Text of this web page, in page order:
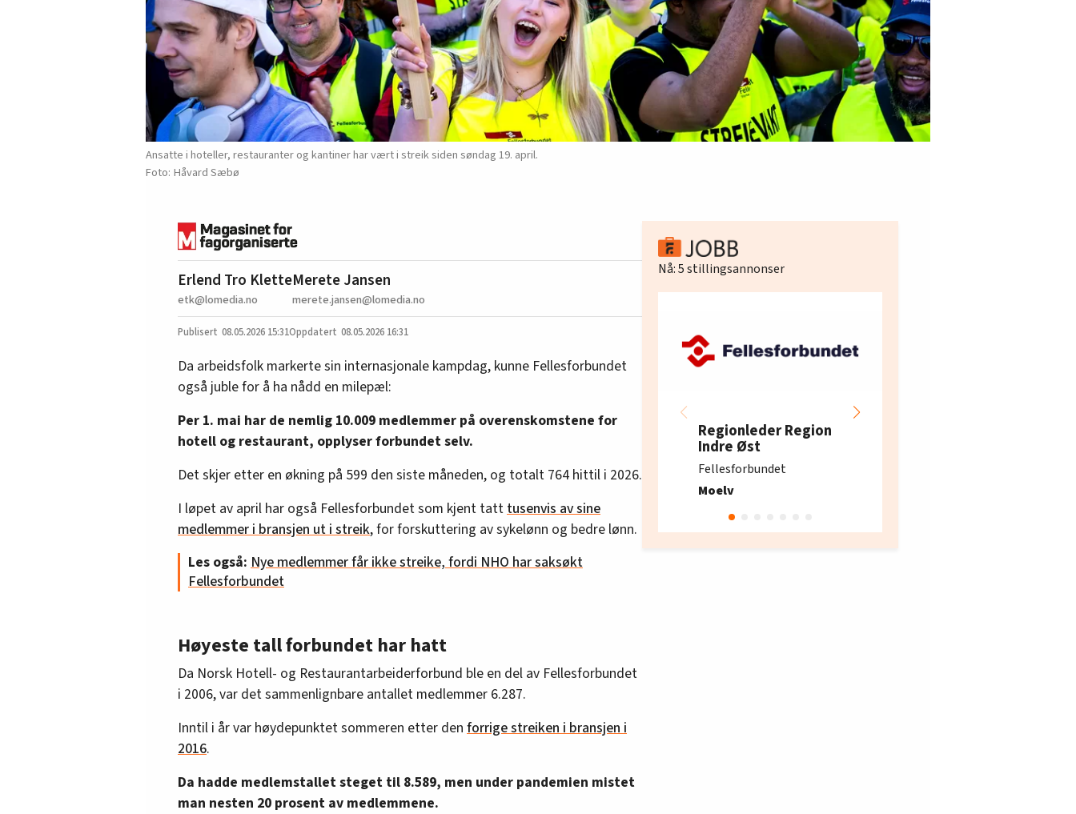
Ansatte i hoteller, restauranter og kantiner har vært i streik siden søndag 19. april.
Håvard Sæbø
Erlend Tro Klette
etk@lomedia.no
Merete Jansen
merete.jansen@lomedia.no
08.05.2026 15:31 08.05.2026 16:31
Da arbeidsfolk markerte sin internasjonale kampdag, kunne Fellesforbundet
også juble for å ha nådd en milepæl:
Per 1. mai har de nemlig 10.009 medlemmer på overenskomstene for
hotell og restaurant, opplyser forbundet selv.
Det skjer etter en økning på 599 den siste måneden, og totalt 764 hittil i 2026.
I løpet av april har også Fellesforbundet som kjent tatt tusenvis av sine
medlemmer i bransjen ut i streik, for forskuttering av sykelønn og bedre lønn.
Les også: Nye medlemmer får ikke streike, fordi NHO har saksøkt
Fellesforbundet
Høyeste tall forbundet har hatt
Da Norsk Hotell- og Restaurantarbeiderforbund ble en del av Fellesforbundet
i 2006, var det sammenlignbare antallet medlemmer 6.287.
Inntil i år var høydepunktet sommeren etter den forrige streiken i bransjen i
2016.
Da hadde medlemstallet steget til 8.589, men under pandemien mistet
man nesten 20 prosent av medlemmene.
Nå:5stillingsannonser
Regionleder Region
Indre Øst
Fellesforbundet
Moelv